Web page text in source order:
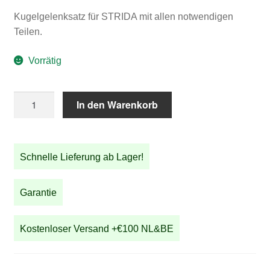
Kugelgelenksatz für STRIDA mit allen notwendigen
Teilen.
Vorrätig
Menge
In den Warenkorb
Schnelle Lieferung ab Lager!
Garantie
Kostenloser Versand +€100 NL&BE